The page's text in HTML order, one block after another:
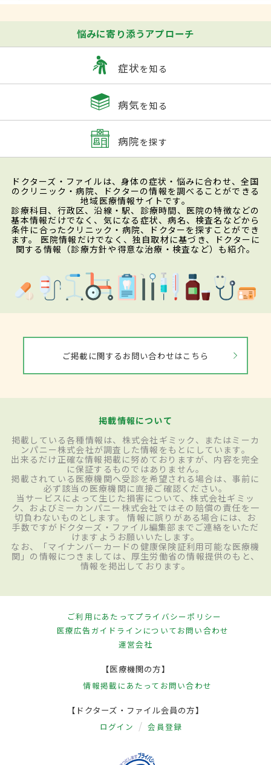
悩みに寄り添うアプローチ
症状を知る
病気を知る
病院を探す
ドクターズ・ファイルは、身体の症状・悩みに合わせ、全国
のクリニック・病院、ドクターの情報を調べることができる
地域医療情報サイトです。
診療科目、行政区、沿線・駅、診療時間、医院の特徴などの
基本情報だけでなく、気になる症状、病名、検査名などから
条件に合ったクリニック・病院、ドクターを探すことができ
ます。 医院情報だけでなく、独自取材に基づき、ドクターに
関する情報（診療方針や得意な治療・検査など）も紹介。
ご掲載に関するお問い合わせはこちら
掲載情報について
掲載している各種情報は、株式会社ギミック、またはミーカ
ンパニー株式会社が調査した情報をもとにしています。
出来るだけ正確な情報掲載に努めておりますが、内容を完全
に保証するものではありません。
掲載されている医療機関へ受診を希望される場合は、事前に
必ず該当の医療機関に直接ご確認ください。
当サービスによって生じた損害について、株式会社ギミッ
ク、およびミーカンパニー株式会社ではその賠償の責任を一
切負わないものとします。 情報に誤りがある場合には、お
手数ですがドクターズ・ファイル編集部までご連絡をいただ
けますようお願いいたします。
なお、「マイナンバーカードの健康保険証利用可能な医療機
関」の情報につきましては、厚生労働省の情報提供のもと、
情報を掲出しております。
ご利用にあたってプライバシーポリシー
医療広告ガイドラインについてお問い合わせ
運営会社
【医療機関の方】
情報掲載にあたって お問い合わせ
【ドクターズ・ファイル会員の方】
ログイン 会員登録